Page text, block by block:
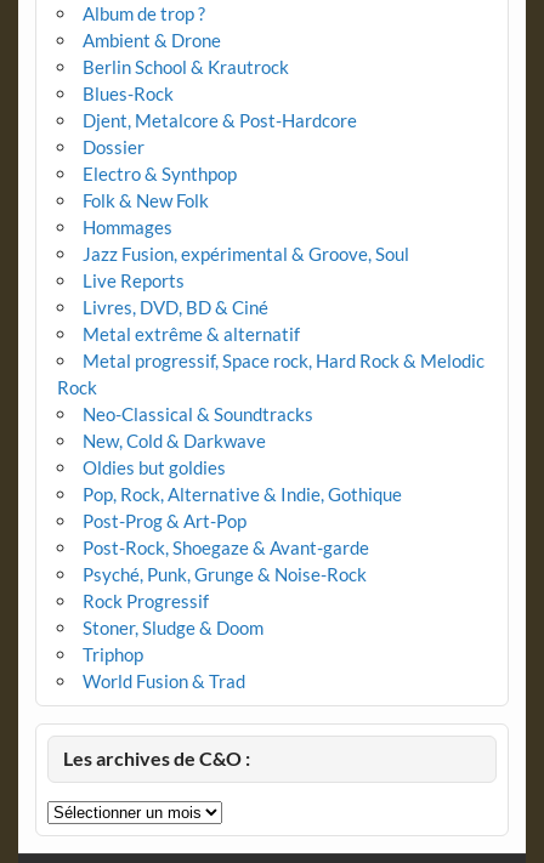
Album de trop ?
Ambient & Drone
Berlin School & Krautrock
Blues-Rock
Djent, Metalcore & Post-Hardcore
Dossier
Electro & Synthpop
Folk & New Folk
Hommages
Jazz Fusion, expérimental & Groove, Soul
Live Reports
Livres, DVD, BD & Ciné
Metal extrême & alternatif
Metal progressif, Space rock, Hard Rock & Melodic
Rock
Neo-Classical & Soundtracks
New, Cold & Darkwave
Oldies but goldies
Pop, Rock, Alternative & Indie, Gothique
Post-Prog & Art-Pop
Post-Rock, Shoegaze & Avant-garde
Psyché, Punk, Grunge & Noise-Rock
Rock Progressif
Stoner, Sludge & Doom
Triphop
World Fusion & Trad
Les archives de C&O :
Les
archives